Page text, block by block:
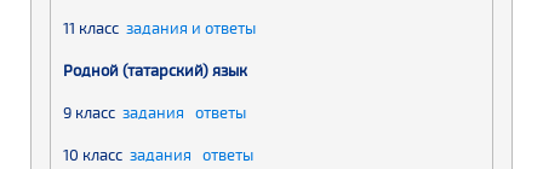
11 класс задания и ответы
Родной (татарский) язык
9 класс задания ответы
10 класс задания ответы